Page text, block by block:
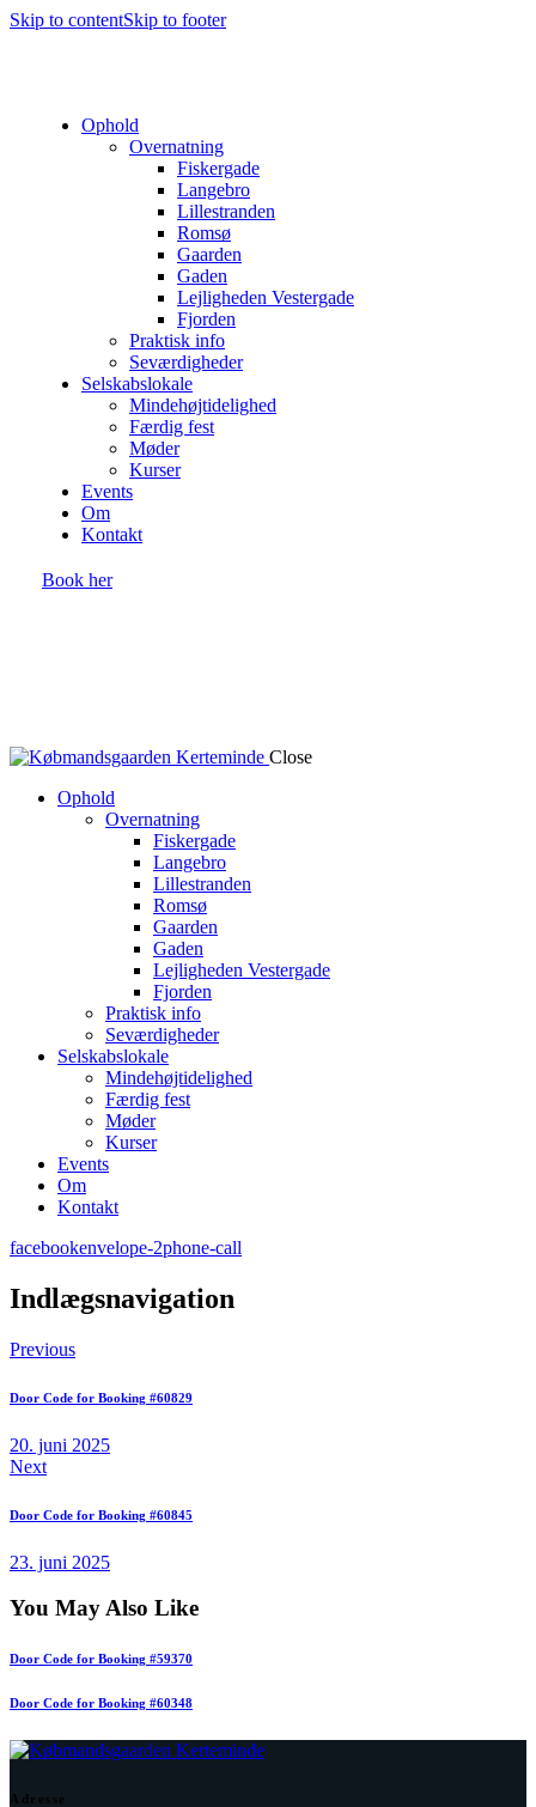
Skip to contentSkip to footer
Ophold
Overnatning
Fiskergade
Langebro
Lillestranden
Romsø
Gaarden
Gaden
Lejligheden Vestergade
Fjorden
Praktisk info
Seværdigheder
Selskabslokale
Mindehøjtidelighed
Færdig fest
Møder
Kurser
Events
Om
Kontakt
Book her
Close
Ophold
Overnatning
Fiskergade
Langebro
Lillestranden
Romsø
Gaarden
Gaden
Lejligheden Vestergade
Fjorden
Praktisk info
Seværdigheder
Selskabslokale
Mindehøjtidelighed
Færdig fest
Møder
Kurser
Events
Om
Kontakt
facebookenvelope-2phone-call
Indlægsnavigation
Previous
Door Code for Booking #60829
20. juni 2025
Next
Door Code for Booking #60845
23. juni 2025
You May Also Like
Door Code for Booking #59370
Door Code for Booking #60348
Adresse